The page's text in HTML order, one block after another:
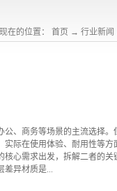
在的位置： 首页 → 行业新闻
公、商务等场景的主流选择。
实际在使用体验、耐用性等方
心需求出发，拆解二者的关
差异材质是...